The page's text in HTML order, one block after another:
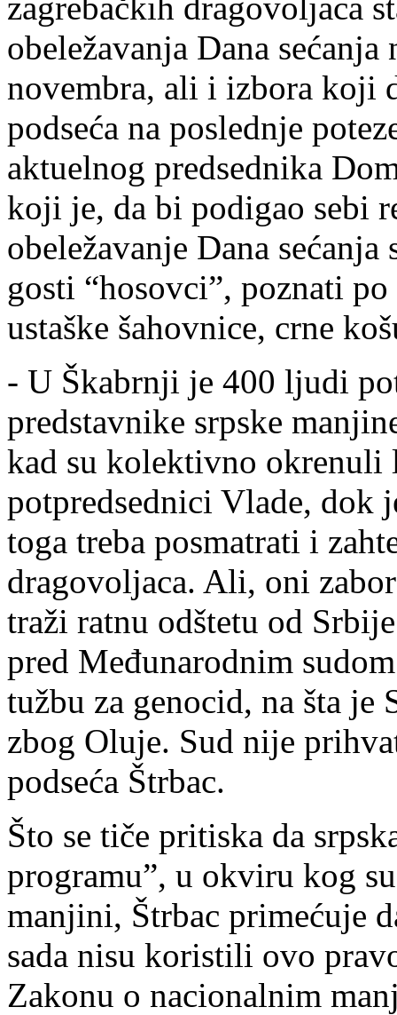
obeležavanja Dana
novembra, ali i izbora koji
podseća na poslednje
aktuelnog predsednika
koji je, da bi podigao sebi
obeležavanje Dana
gosti “hosovci”, poznati
ustaške šahovnice, crne
- U Škabrnji je 400 ljudi
predstavnike srpske
kad su kolektivno okrenuli
potpredsednici Vlade, dok
toga treba posmatrati i
dragovoljaca. Ali, oni
traži ratnu odštetu od
pred Međunarodnim
tužbu za genocid, na šta
zbog Oluje. Sud nije
podseća Štrbac.
Što se tiče pritiska da
programu”, u okviru kog
manjini, Štrbac primećuje
sada nisu koristili ovo
Zakonu o nacionalnim